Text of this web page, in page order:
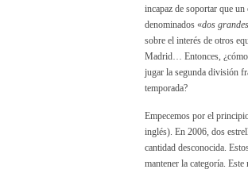
incapaz de soportar que
denominados «dos grandes
sobre el interés de otros
Madrid… Entonces, ¿cómo
jugar la segunda división
temporada?
Empecemos por el
inglés). En 2006, dos
cantidad desconocida.
mantener la categoría.